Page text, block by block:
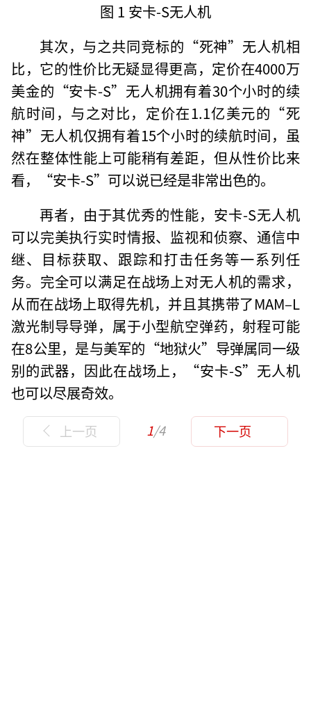
图 1 安卡-S无人机
其次，与之共同竞标的“死神”无人机相
比，它的性价比无疑显得更高，定价在4000万
美金的“安卡-S”无人机拥有着30个小时的续
航时间，与之对比，定价在1.1亿美元的“死
神”无人机仅拥有着15个小时的续航时间，虽
然在整体性能上可能稍有差距，但从性价比来
看，“安卡-S”可以说已经是非常出色的。
再者，由于其优秀的性能，安卡-S无人机
可以完美执行实时情报、监视和侦察、通信中
继、目标获取、跟踪和打击任务等一系列任
务。完全可以满足在战场上对无人机的需求，
从而在战场上取得先机，并且其携带了MAM–L
激光制导导弹，属于小型航空弹药，射程可能
在8公里，是与美军的“地狱火”导弹属同一级
别的武器，因此在战场上，“安卡-S”无人机
也可以尽展奇效。
上一页 1/4 下一页